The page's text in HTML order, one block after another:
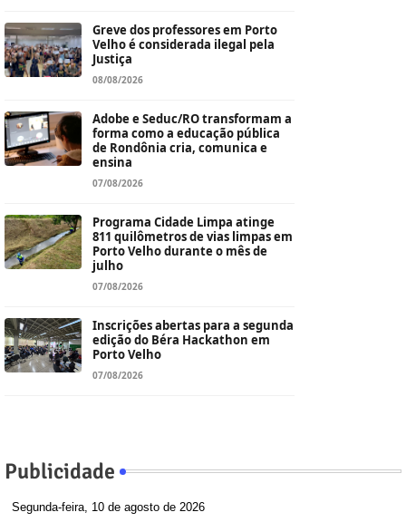
Greve dos professores em Porto
Velho é considerada ilegal pela
Justiça
08/08/2026
Adobe e Seduc/RO transformam a
forma como a educação pública
de Rondônia cria, comunica e
ensina
07/08/2026
Programa Cidade Limpa atinge
811 quilômetros de vias limpas em
Porto Velho durante o mês de
julho
07/08/2026
Inscrições abertas para a segunda
edição do Béra Hackathon em
Porto Velho
07/08/2026
Publicidade
Segunda-feira, 10 de agosto de 2026